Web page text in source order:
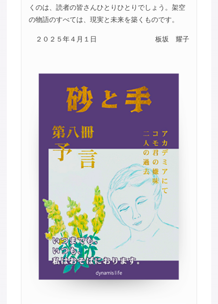
くのは、読者の皆さんひとりひとりでしょう。架空
の物語のすべては、現実と未来を築くものです。
２０２５年４月１日 板坂 耀子